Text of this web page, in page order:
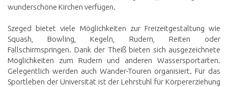
wunderschöne Kirchen verfügen.
Szeged bietet viele Möglichkeiten zur Freizeitgestaltung wie
Squash, Bowling, Kegeln, Rudern, Reiten oder
Fallschirmspringen. Dank der Theiß bieten sich ausgezeichnete
Möglichkeiten zum Rudern und anderen Wassersportarten.
Gelegentlich werden auch Wander-Touren organisiert. Für das
Sportleben der Universität ist der Lehrstuhl für Körpererziehung